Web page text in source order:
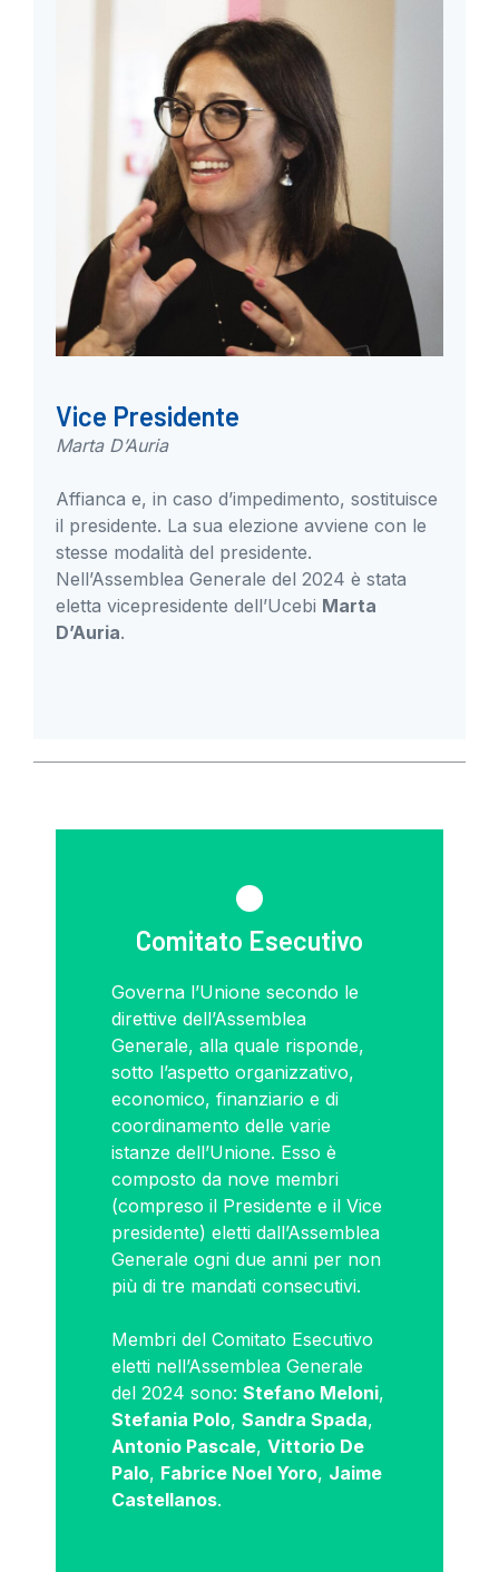
Vice Presidente
Marta D’Auria
Affianca e, in caso d’impedimento, sostituisce
il presidente. La sua elezione avviene con le
stesse modalità del presidente.
Nell’Assemblea Generale del 2024 è stata
eletta vicepresidente dell’Ucebi Marta
D’Auria.
Comitato Esecutivo
Governa l’Unione secondo le
direttive dell’Assemblea
Generale, alla quale risponde,
sotto l’aspetto organizzativo,
economico, finanziario e di
coordinamento delle varie
istanze dell’Unione. Esso è
composto da nove membri
(compreso il Presidente e il Vice
presidente) eletti dall’Assemblea
Generale ogni due anni per non
più di tre mandati consecutivi.
Membri del Comitato Esecutivo
eletti nell’Assemblea Generale
del 2024 sono: Stefano Meloni,
Stefania Polo, Sandra Spada,
Antonio Pascale, Vittorio De
Palo, Fabrice Noel Yoro, Jaime
Castellanos.